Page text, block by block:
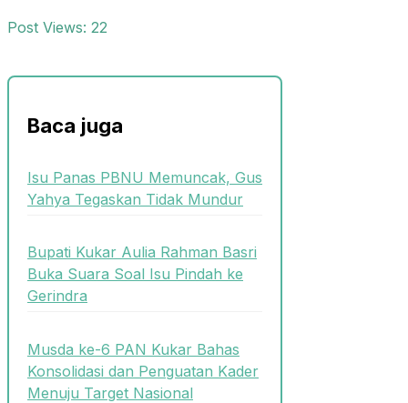
Post Views: 22
Baca juga
Isu Panas PBNU Memuncak, Gus
Yahya Tegaskan Tidak Mundur
Bupati Kukar Aulia Rahman Basri
Buka Suara Soal Isu Pindah ke
Gerindra
Musda ke-6 PAN Kukar Bahas
Konsolidasi dan Penguatan Kader
Menuju Target Nasional